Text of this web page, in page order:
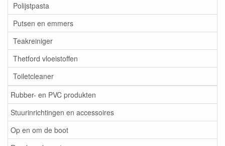
Polijstpasta
Putsen en emmers
Teakreiniger
Thetford vloeistoffen
Toiletcleaner
Rubber- en PVC produkten
Stuurinrichtingen en accessoires
Op en om de boot